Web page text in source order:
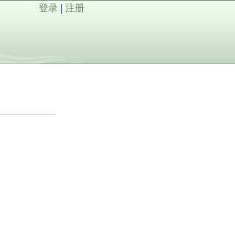
登录 注册